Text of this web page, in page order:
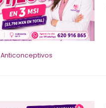
Anticonceptivos